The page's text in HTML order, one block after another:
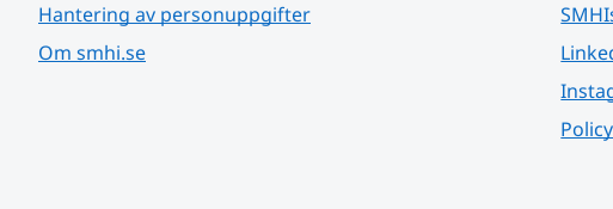
Hantering av personuppgifter
Om smhi.se